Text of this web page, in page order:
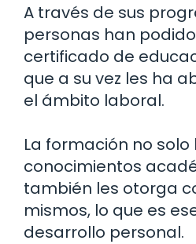
A través de sus
personas han
certificado de
que a su vez les ha
el ámbito laboral.
La formación no
conocimientos
también les otorga
mismos, lo que es
desarrollo personal.